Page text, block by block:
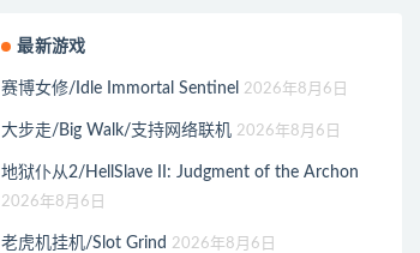
最新游戏
赛博女修/Idle Immortal Sentinel 2026年8月6日
大步走/Big Walk/支持网络联机 2026年8月6日
地狱仆从2/HellSlave II: Judgment of the Archon
2026年8月6日
老虎机挂机/Slot Grind 2026年8月6日